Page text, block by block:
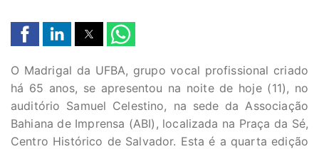
O Madrigal da UFBA, grupo vocal profissional criado
há 65 anos, se apresentou na noite de hoje (11), no
auditório Samuel Celestino, na sede da Associação
Bahiana de Imprensa (ABI), localizada na Praça da Sé,
Centro Histórico de Salvador. Esta é a quarta edição